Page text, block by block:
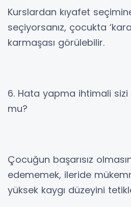
Kurslardan kıyafet
seçiyorsanız, çocukta
karmaşası görülebilir.
6. Hata yapma ihtimali sizi
mu?
Çocuğun başarısız
edememek, ileride
yüksek kaygı düzeyini